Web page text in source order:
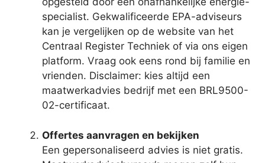
specialist. Gekwalificeerde EPA-adviseurs
kan je vergelijken op de website van het
Centraal Register Techniek of via ons eigen
platform. Vraag ook eens rond bij familie en
vrienden. Disclaimer: kies altijd een
maatwerkadvies bedrijf met een BRL9500-
02-certificaat.
Offertes aanvragen en bekijken
Een gepersonaliseerd advies is niet gratis.